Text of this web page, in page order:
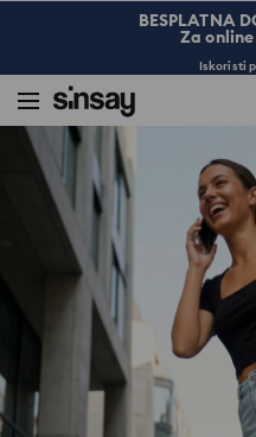
BESPLATNA
Za
Iskoristi
Sinsay Žena